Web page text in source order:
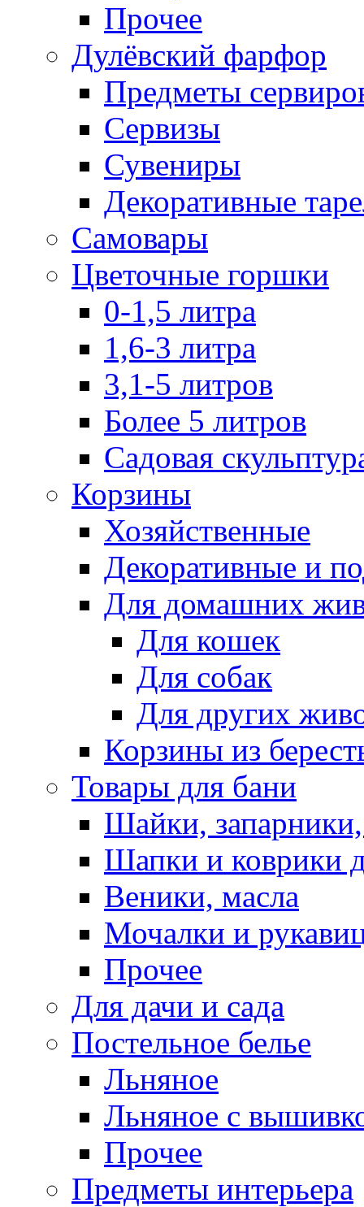
Прочее
Дулёвский фарфор
Предметы
Сервизы
Сувениры
Декоративные
Самовары
Цветочные горшки
0-1,5 литра
1,6-3 литра
3,1-5 литров
Более 5 литров
Садовая
Корзины
Хозяйственные
Декоративные и
Для домашних
Для кошек
Для собак
Для других
Корзины из
Товары для бани
Шайки,
Шапки и коврики
Веники, масла
Мочалки и
Прочее
Для дачи и сада
Постельное белье
Льняное
Льняное с
Прочее
Предметы интерьера